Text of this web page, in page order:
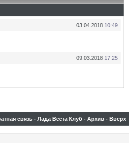
03.04.2018 10:49
09.03.2018 17:25
связь - Лада Веста Клуб - Архив - Вверх